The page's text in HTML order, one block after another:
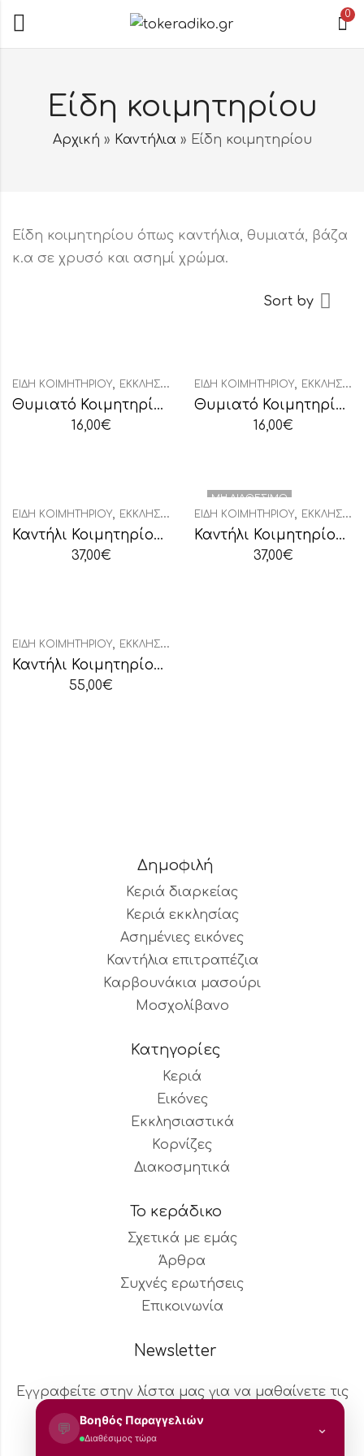
0
Είδη κοιμητηρίου
Αρχική » Καντήλια » Είδη κοιμητηρίου
Είδη κοιμητηρίου όπως καντήλια, θυμιατά, βάζα
κ.α σε χρυσό και ασημί χρώμα.
Sort by
ΕΊΔΗ ΚΟΙΜΗΤΗΡΊΟΥ, ΕΚΚΛΗΣΙΑΣΤΙΚΆ
Θυμιατό Κοιμητηρίου Ασημί
16,00€
ΕΊΔΗ ΚΟΙΜΗΤΗΡΊΟΥ, ΕΚΚΛΗΣΙΑΣΤΙΚΆ
Θυμιατό Κοιμητηρίου Μπρονζέ
16,00€
ΕΊΔΗ ΚΟΙΜΗΤΗΡΊΟΥ, ΕΚΚΛΗΣΙΑΣΤΙΚΆ
Καντήλι Κοιμητηρίου Πολύγωνο Ασημί
37,00€
ΜΗ ΔΙΑΘΈΣΙΜΟ
ΕΊΔΗ ΚΟΙΜΗΤΗΡΊΟΥ, ΕΚΚΛΗΣΙΑΣΤΙΚΆ
Καντήλι Κοιμητηρίου Πολύγωνο Μπρονζέ
37,00€
ΕΊΔΗ ΚΟΙΜΗΤΗΡΊΟΥ, ΕΚΚΛΗΣΙΑΣΤΙΚΆ
Καντήλι Κοιμητηρίου Τετράγωνο Μπρονζέ
55,00€
Δημοφιλή
Κεριά διαρκείας
Κεριά εκκλησίας
Ασημένιες εικόνες
Καντήλια επιτραπέζια
Καρβουνάκια μασούρι
Μοσχολίβανο
Κατηγορίες
Κεριά
Εικόνες
Εκκλησιαστικά
Κορνίζες
Διακοσμητικά
Το κεράδικο
Σχετικά με εμάς
Άρθρα
Συχνές ερωτήσεις
Επικοινωνία
Newsletter
Εγγραφείτε στην λίστα μας για να μαθαίνετε τις
νέες αφίξεις και τις προσφορές.
💬 Βοηθός Παραγγελιών
Διαθέσιμος τώρα
⌄